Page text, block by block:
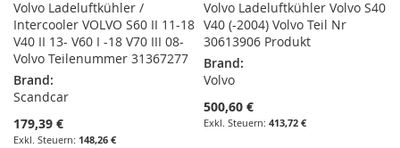
Volvo Ladeluftkühler /
Intercooler VOLVO S60 II 11-18
V40 II 13- V60 I -18 V70 III 08-
Volvo Teilenummer 31367277
Brand:
Scandcar
179,39 €
148,26 €
Volvo Ladeluftkühler Volvo S40
V40 (-2004) Volvo Teil Nr
30613906 Produkt
Brand:
Volvo
500,60 €
413,72 €